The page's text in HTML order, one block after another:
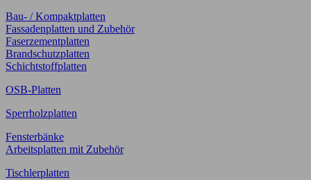
Bau- / Kompaktplatten
Fassadenplatten und Zubehör
Faserzementplatten
Brandschutzplatten
Schichtstoffplatten
OSB-Platten
Sperrholzplatten
Fensterbänke
Arbeitsplatten mit Zubehör
Tischlerplatten